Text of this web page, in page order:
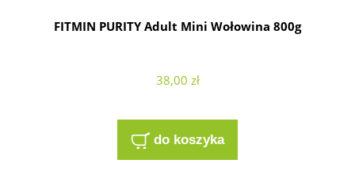
FITMIN PURITY Adult Mini Wołowina 800g
38,00 zł
do koszyka